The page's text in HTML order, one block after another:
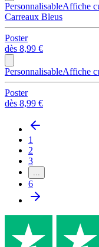
PersonnalisableAffiche
Carreaux Bleus
Poster
dès 8,99 €
PersonnalisableAffiche
Poster
dès 8,99 €
1
2
3
6